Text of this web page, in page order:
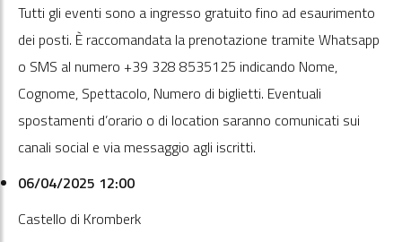
Tutti gli eventi sono a ingresso gratuito fino ad esaurimento
dei posti. È raccomandata la prenotazione tramite Whatsapp
o SMS al numero +39 328 8535125 indicando Nome,
Cognome, Spettacolo, Numero di biglietti. Eventuali
spostamenti d’orario o di location saranno comunicati sui
canali social e via messaggio agli iscritti.
06/04/2025 12:00
Castello di Kromberk